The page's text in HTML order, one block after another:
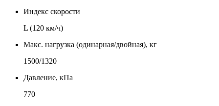
Индекс скорости
L (120 км/ч)
Макс. нагрузка (одинарная/двойная), кг
1500/1320
Давление, кПа
770